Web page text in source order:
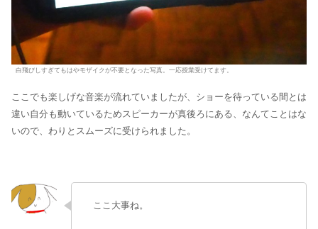
白飛びしすぎてもはやモザイクが不要となった写真。一応授業受けてます。
ここでも楽しげな音楽が流れていましたが、ショーを待っている間とは
違い自分も動いているためスピーカーが真後ろにある、なんてことはな
いので、わりとスムーズに受けられました。
ここ大事ね。